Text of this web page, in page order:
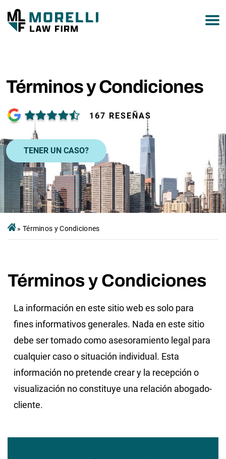
Términos y Condiciones
167 RESEÑAS
TENER UN CASO?
» Términos y Condiciones
Términos y Condiciones
La información en este sitio web es solo para
fines informativos generales. Nada en este sitio
debe ser tomado como asesoramiento legal para
cualquier caso o situación individual. Esta
información no pretende crear y la recepción o
visualización no constituye una relación abogado-
cliente.